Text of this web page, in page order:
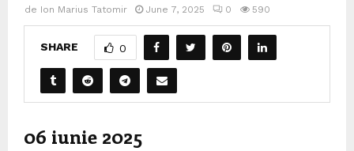
de Ion Marius Tatomir June 7, 2025 0 590
SHARE 0
06 iunie 2025